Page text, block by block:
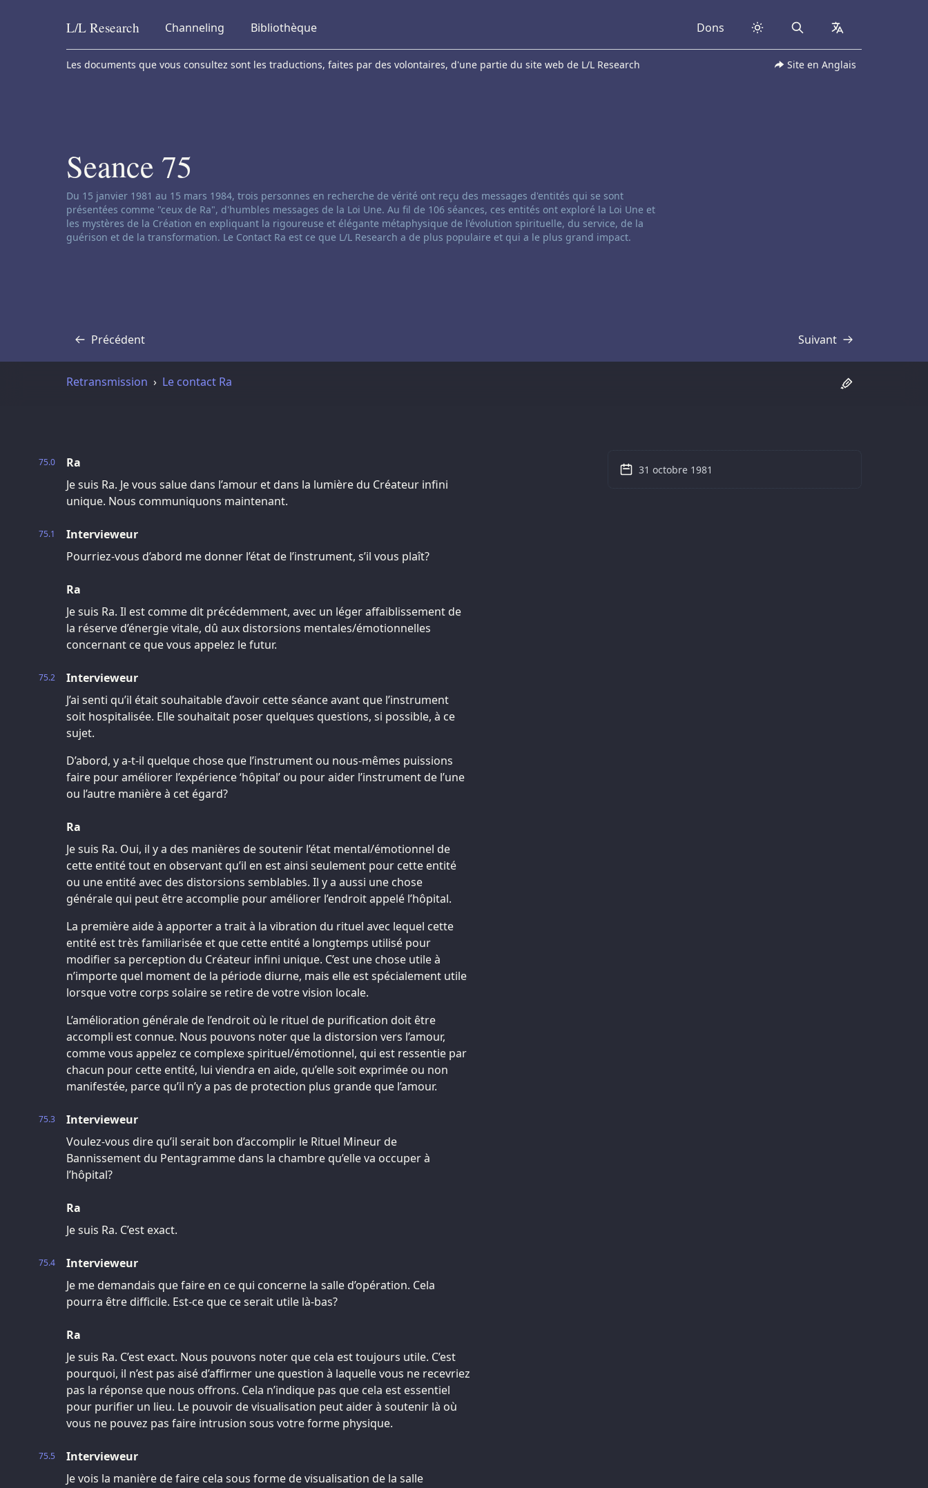
Skip to content
L/L Research Channeling Bibliothèque Dons Search collapsed
Les documents que vous consultez sont les traductions, faites par des volontaires, d'une partie du site web de L/L Research Site en Anglais
Seance 75
Clause de non-responsabilité concernant le channeling:
Du 15 janvier 1981 au 15 mars 1984, trois personnes en recherche de vérité ont reçu des messages d'entités qui se sont
présentées comme "ceux de Ra", d'humbles messages de la Loi Une. Au fil de 106 séances, ces entités ont exploré la Loi Une et
les mystères de la Création en expliquant la rigoureuse et élégante métaphysique de l'évolution spirituelle, du service, de la
guérison et de la transformation. Le Contact Ra est ce que L/L Research a de plus populaire et qui a le plus grand impact.
Précédent
Transcription Suivant
Transcription
Retransmission Le contact Ra
75.0
Ra
Je suis Ra. Je vous salue dans l’amour et dans la lumière du Créateur infini
unique. Nous communiquons maintenant.
75.1
Intervieweur
Pourriez-vous d’abord me donner l’état de l’instrument, s’il vous plaît?
Ra
Je suis Ra. Il est comme dit précédemment, avec un léger affaiblissement de
la réserve d’énergie vitale, dû aux distorsions mentales/émotionnelles
concernant ce que vous appelez le futur.
75.2
Intervieweur
J’ai senti qu’il était souhaitable d’avoir cette séance avant que l’instrument
soit hospitalisée. Elle souhaitait poser quelques questions, si possible, à ce
sujet.
D’abord, y a-t-il quelque chose que l’instrument ou nous-mêmes puissions
faire pour améliorer l’expérience ‘hôpital’ ou pour aider l’instrument de l’une
ou l’autre manière à cet égard?
Ra
Je suis Ra. Oui, il y a des manières de soutenir l’état mental/émotionnel de
cette entité tout en observant qu’il en est ainsi seulement pour cette entité
ou une entité avec des distorsions semblables. Il y a aussi une chose
générale qui peut être accomplie pour améliorer l’endroit appelé l’hôpital.
La première aide à apporter a trait à la vibration du rituel avec lequel cette
entité est très familiarisée et que cette entité a longtemps utilisé pour
modifier sa perception du Créateur infini unique. C’est une chose utile à
n’importe quel moment de la période diurne, mais elle est spécialement utile
lorsque votre corps solaire se retire de votre vision locale.
L’amélioration générale de l’endroit où le rituel de purification doit être
accompli est connue. Nous pouvons noter que la distorsion vers l’amour,
comme vous appelez ce complexe spirituel/émotionnel, qui est ressentie par
chacun pour cette entité, lui viendra en aide, qu’elle soit exprimée ou non
manifestée, parce qu’il n’y a pas de protection plus grande que l’amour.
75.3
Intervieweur
Voulez-vous dire qu’il serait bon d’accomplir le Rituel Mineur de
Bannissement du Pentagramme dans la chambre qu’elle va occuper à
l’hôpital?
Ra
Je suis Ra. C’est exact.
75.4
Intervieweur
Je me demandais que faire en ce qui concerne la salle d’opération. Cela
pourra être difficile. Est-ce que ce serait utile là-bas?
Ra
Je suis Ra. C’est exact. Nous pouvons noter que cela est toujours utile. C’est
pourquoi, il n’est pas aisé d’affirmer une question à laquelle vous ne recevriez
pas la réponse que nous offrons. Cela n’indique pas que cela est essentiel
pour purifier un lieu. Le pouvoir de visualisation peut aider à soutenir là où
vous ne pouvez pas faire intrusion sous votre forme physique.
75.5
Intervieweur
Je vois la manière de faire cela sous forme de visualisation de la salle
31 octobre 1981